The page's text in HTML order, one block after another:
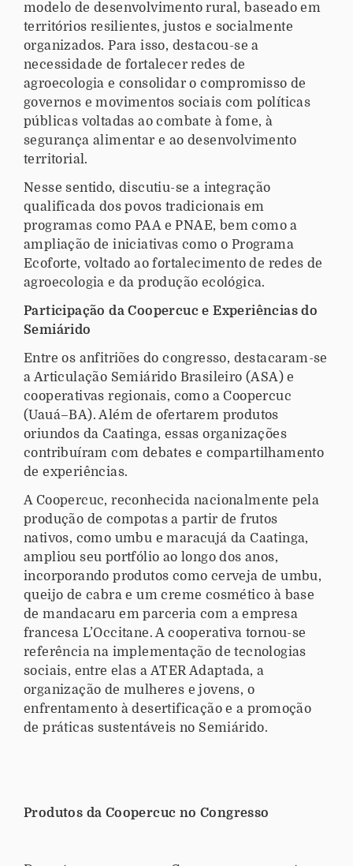
modelo de desenvolvimento rural, baseado em
territórios resilientes, justos e socialmente
organizados. Para isso, destacou-se a
necessidade de fortalecer redes de
agroecologia e consolidar o compromisso de
governos e movimentos sociais com políticas
públicas voltadas ao combate à fome, à
segurança alimentar e ao desenvolvimento
territorial.
Nesse sentido, discutiu-se a integração
qualificada dos povos tradicionais em
programas como PAA e PNAE, bem como a
ampliação de iniciativas como o Programa
Ecoforte, voltado ao fortalecimento de redes de
agroecologia e da produção ecológica.
Participação da Coopercuc e Experiências do
Semiárido
Entre os anfitriões do congresso, destacaram-se
a Articulação Semiárido Brasileiro (ASA) e
cooperativas regionais, como a Coopercuc
(Uauá–BA). Além de ofertarem produtos
oriundos da Caatinga, essas organizações
contribuíram com debates e compartilhamento
de experiências.
A Coopercuc, reconhecida nacionalmente pela
produção de compotas a partir de frutos
nativos, como umbu e maracujá da Caatinga,
ampliou seu portfólio ao longo dos anos,
incorporando produtos como cerveja de umbu,
queijo de cabra e um creme cosmético à base
de mandacaru em parceria com a empresa
francesa L’Occitane. A cooperativa tornou-se
referência na implementação de tecnologias
sociais, entre elas a ATER Adaptada, a
organização de mulheres e jovens, o
enfrentamento à desertificação e a promoção
de práticas sustentáveis no Semiárido.
Produtos da Coopercuc no Congresso